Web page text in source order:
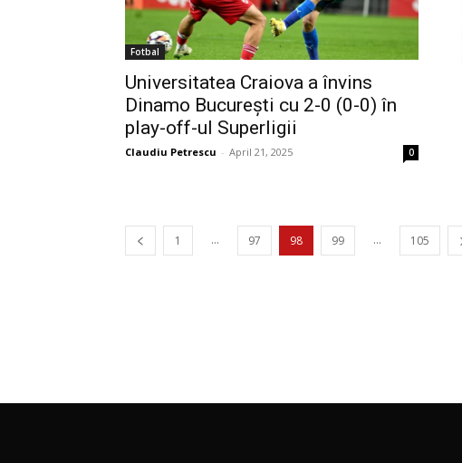
Fotbal
Universitatea Craiova a învins
Dinamo București cu 2-0 (0-0) în
play-off-ul Superligii
Claudiu Petrescu - April 21, 2025 0
1 ... 97 98 99 ... 105